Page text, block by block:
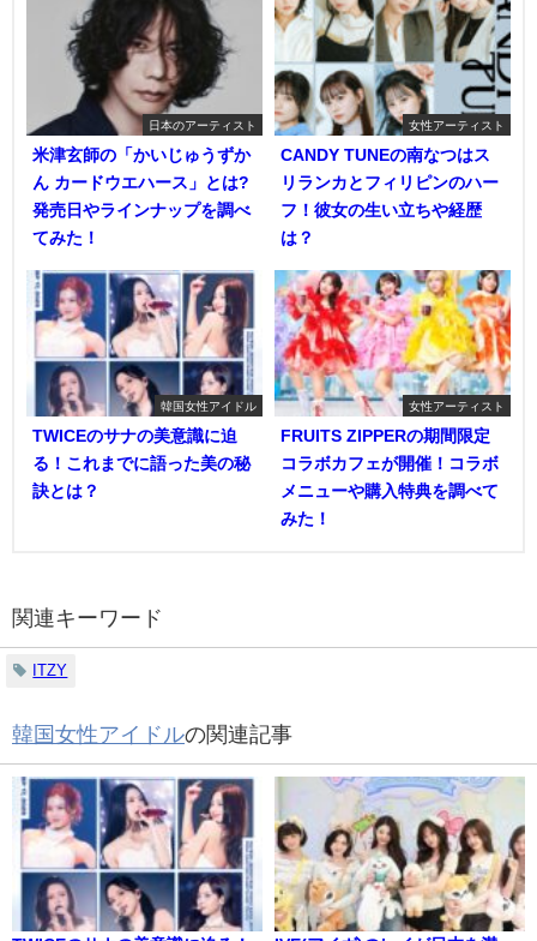
日本のアーティスト
米津玄師の「かいじゅうずか
ん カードウエハース」とは?
発売日やラインナップを調べ
てみた！
女性アーティスト
CANDY TUNEの南なつはス
リランカとフィリピンのハー
フ！彼女の生い立ちや経歴
は？
韓国女性アイドル
TWICEのサナの美意識に迫
る！これまでに語った美の秘
訣とは？
女性アーティスト
FRUITS ZIPPERの期間限定
コラボカフェが開催！コラボ
メニューや購入特典を調べて
みた！
関連キーワード
ITZY
韓国女性アイドルの関連記事